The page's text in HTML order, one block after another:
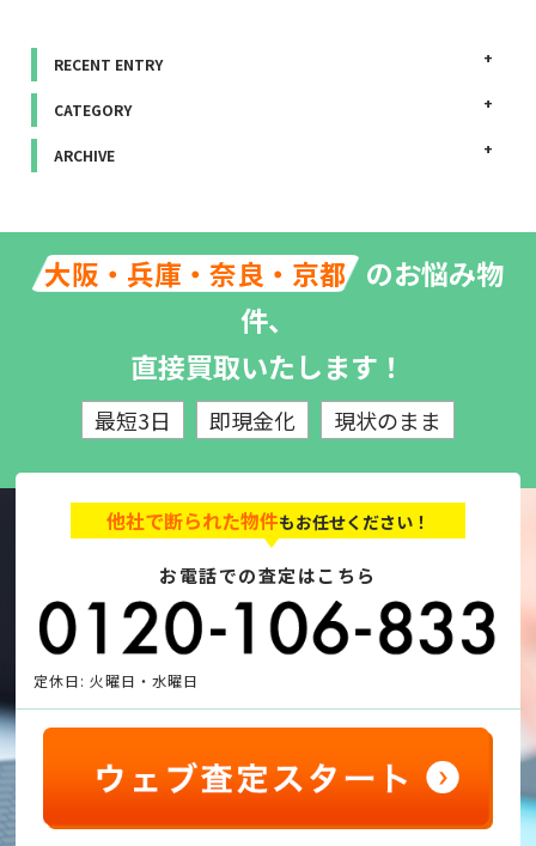
RECENT ENTRY
CATEGORY
ARCHIVE
大阪・兵庫・奈良・京都 のお悩み物
件、
直接買取いたします！
最短3日 即現金化 現状のまま
他社で断られた物件もお任せください！
お電話での査定はこちら
定休日: 火曜日・水曜日